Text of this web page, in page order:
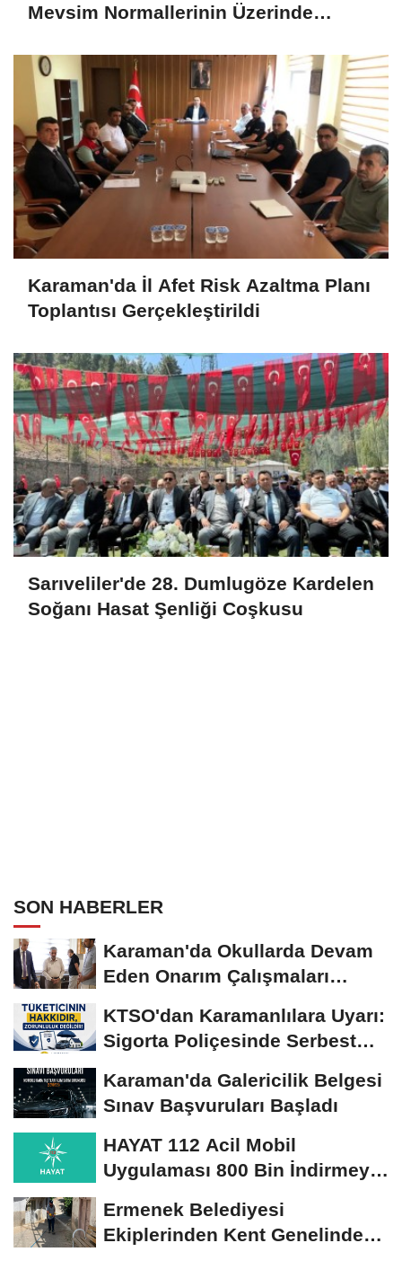
Mevsim Normallerinin Üzerinde
Karaman'da İl Afet Risk Azaltma Planı
Toplantısı Gerçekleştirildi
Sarıveliler'de 28. Dumlugöze Kardelen
Soğanı Hasat Şenliği Coşkusu
SON HABERLER
Karaman'da Okullarda Devam
Eden Onarım Çalışmaları
KTSO'dan Karamanlılara Uyarı:
Sigorta Poliçesinde Serbest
Karaman'da Galericilik Belgesi
Sınav Başvuruları Başladı
HAYAT 112 Acil Mobil
Uygulaması 800 Bin İndirmeyi
Ermenek Belediyesi
Ekiplerinden Kent Genelinde